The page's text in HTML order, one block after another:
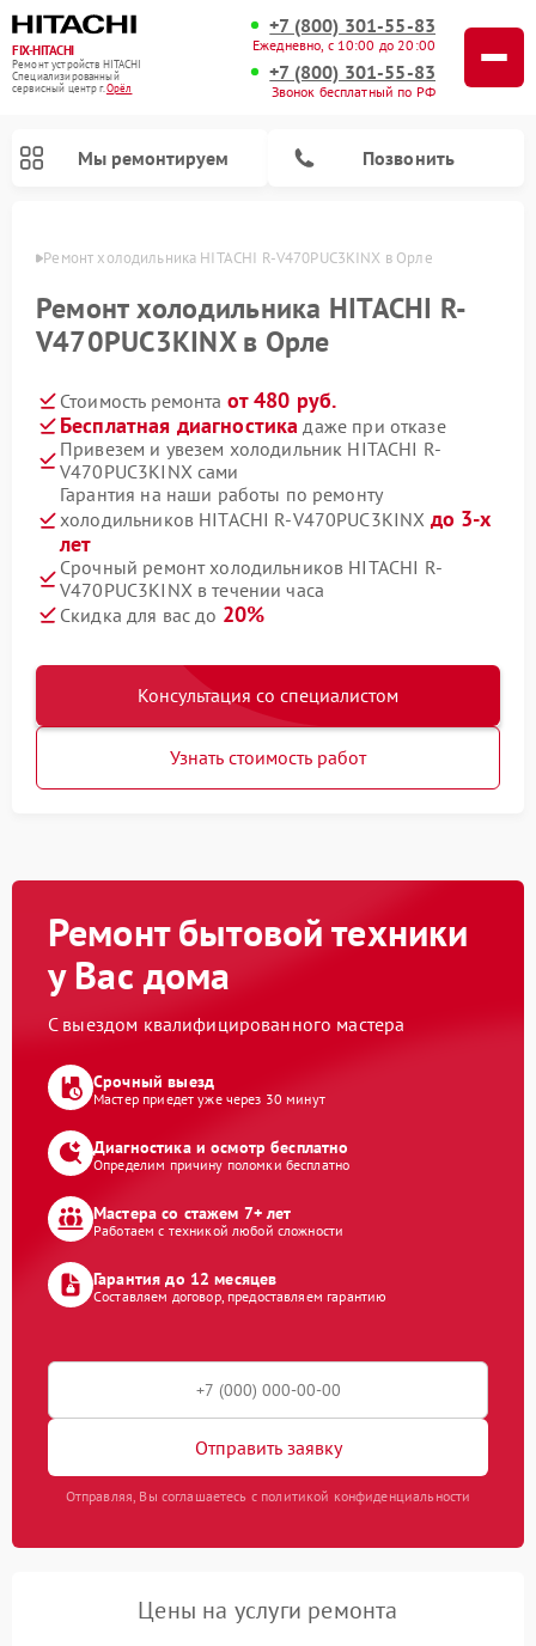
FIX-HITACHI
Ремонт устройств HITACHI
Специализированный
cервисный центр г.Орёл
+7 (800) 301-55-83
Ежедневно, с 10:00 до 20:00
+7 (800) 301-55-83
Звонок бесплатный по РФ
Мы ремонтируем Позвонить
Ремонт холодильника HITACHI R-V470PUC3KINX в Орле
Ремонт холодильника HITACHI R-
V470PUC3KINX в Орле
Стоимость ремонта от 480 руб.
Бесплатная диагностика даже при отказе
Привезем и увезем холодильник HITACHI R-
V470PUC3KINX сами
Гарантия на наши работы по ремонту
холодильников HITACHI R-V470PUC3KINX до 3-х
лет
Срочный ремонт холодильников HITACHI R-
V470PUC3KINX в течении часа
Скидка для вас до 20%
Консультация со специалистом
Узнать стоимость работ
Ремонт бытовой техники
у Вас дома
С выездом квалифицированного мастера
Срочный выезд
Мастер приедет уже через 30 минут
Диагностика и осмотр бесплатно
Определим причину поломки бесплатно
Мастера со стажем 7+ лет
Работаем с техникой любой сложности
Гарантия до 12 месяцев
Составляем договор, предоставляем гарантию
Отправить заявку
Отправляя, Вы соглашаетесь с политикой конфиденциальности
Цены на услуги ремонта